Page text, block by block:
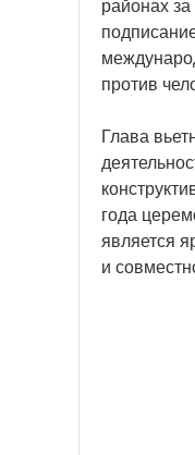
районах
против
Глава
года
является
и